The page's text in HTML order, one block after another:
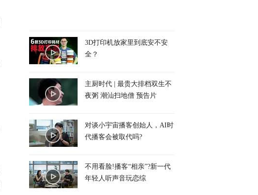
3D打印机放家里到底安不安
全？
主厨时代 | 最贵大排档双生不
夜粥 潮汕扫地僧 预告片
对谈小宇宙播客创始人，AI时
代播客会被取代吗?
不用看脸!播客“相亲”?新一代
年轻人听声音玩恋综